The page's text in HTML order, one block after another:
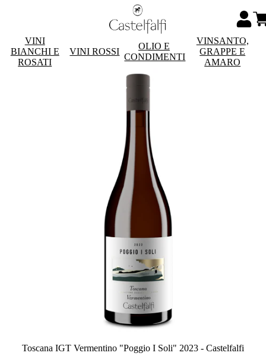
VINI
BIANCHI E
ROSATI
VINI ROSSI
OLIO E
CONDIMENTI
VINSANTO,
GRAPPE E
AMARO
Toscana IGT Vermentino "Poggio I Soli" 2023 - Castelfalfi